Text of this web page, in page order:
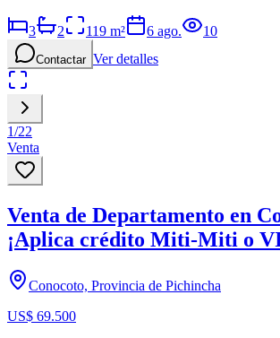
3 2 119 m² 6 ago. 10
Contactar Ver detalles
1/22
Venta
Venta de Departamento en
¡Aplica crédito Miti-Miti o
Conocoto, Provincia de Pichincha
US$ 69.500